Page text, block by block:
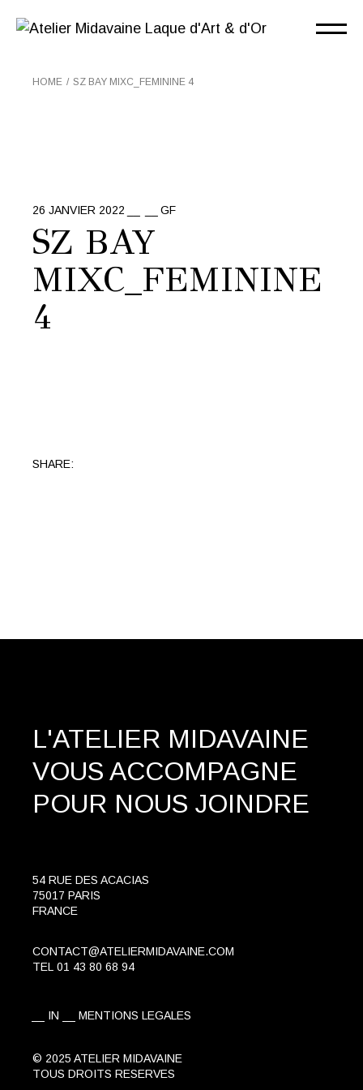
the
HOME SZ BAY MIXC_FEMININE 4
26 JANVIER 2022 GF
SZ BAY
MIXC_FEMININE
4
SHARE:
L'ATELIER MIDAVAINE
VOUS ACCOMPAGNE
POUR NOUS JOINDRE
54 RUE DES ACACIAS
75017 PARIS
FRANCE
CONTACT@ATELIERMIDAVAINE.COM
TEL 01 43 80 68 94
IN MENTIONS LEGALES
© 2025 ATELIER MIDAVAINE
TOUS DROITS RESERVES